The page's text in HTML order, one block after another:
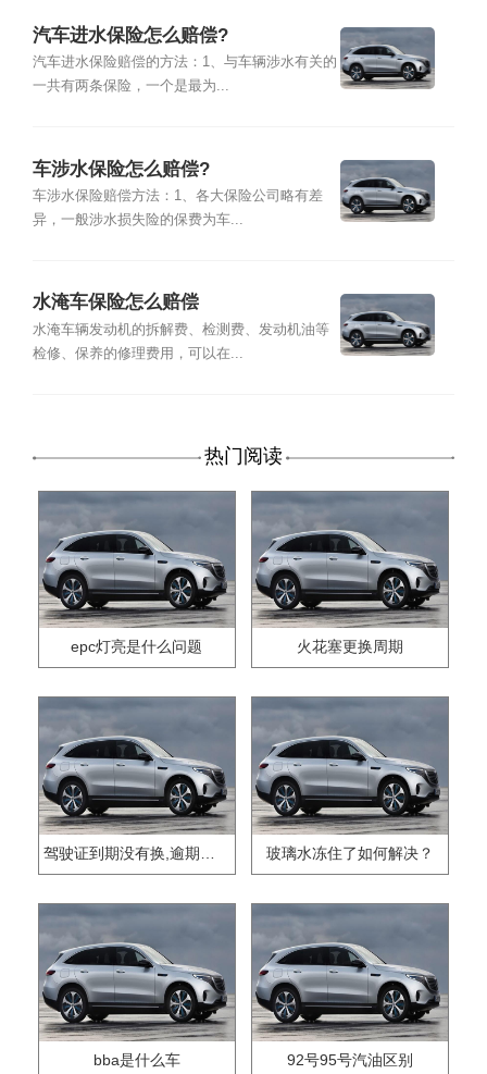
汽车进水保险怎么赔偿?
汽车进水保险赔偿的方法：1、与车辆涉水有关的
一共有两条保险，一个是最为...
车涉水保险怎么赔偿?
车涉水保险赔偿方法：1、各大保险公司略有差
异，一般涉水损失险的保费为车...
水淹车保险怎么赔偿
水淹车辆发动机的拆解费、检测费、发动机油等
检修、保养的修理费用，可以在...
热门阅读
epc灯亮是什么问题 火花塞更换周期
玻璃水冻住了如何解决？
bba是什么车 92号95号汽油区别